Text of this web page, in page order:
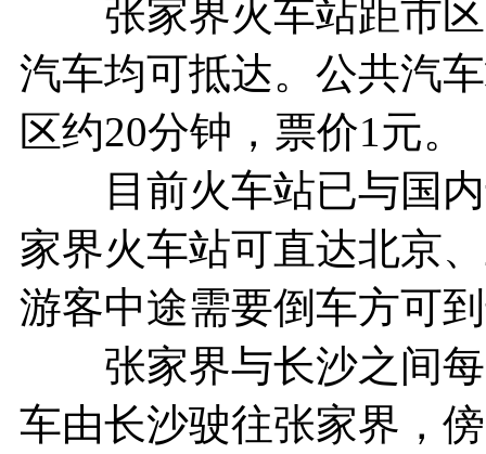
张家界火车站距市区
汽车均可抵达。公共汽
区约20分钟，票价1元。
目前火车站已与国内
家界火车站可直达北京
游客中途需要倒车方可
张家界与长沙之间每
车由长沙驶往张家界，